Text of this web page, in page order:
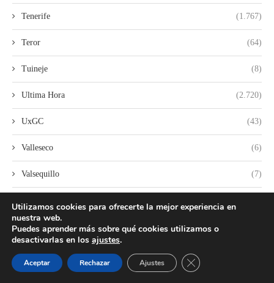
Tenerife (1.767)
Teror (64)
Tuineje (8)
Ultima Hora (2.720)
UxGC (43)
Valleseco (6)
Valsequillo (7)
varios
Vilaflor
Utilizamos cookies para ofrecerte la mejor experiencia en
nuestra web.
Puedes aprender más sobre qué cookies utilizamos o
desactivarlas en los ajustes.
Aceptar Rechazar Ajustes CERRAR EL